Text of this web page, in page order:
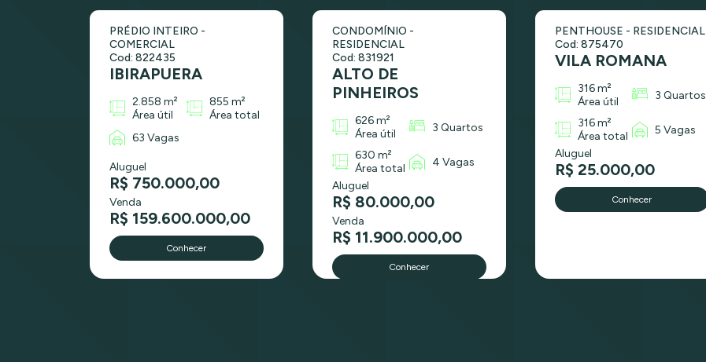
PRÉDIO INTEIRO -
COMERCIAL
Cod: 822435
IBIRAPUERA
2.858 m²
Área útil
855 m²
Área total
63 Vagas
Aluguel
R$ 750.000,00
Venda
R$ 159.600.000,00
Conhecer
CONDOMÍNIO -
RESIDENCIAL
Cod: 831921
ALTO DE
PINHEIROS
626 m²
Área útil
3 Quartos
630 m²
Área total
4 Vagas
Aluguel
R$ 80.000,00
Venda
R$ 11.900.000,00
Conhecer
PENTHOUSE - RESIDENCIAL
Cod: 875470
VILA ROMANA
316 m²
Área útil
3 Quartos
316 m²
Área total
5 Vagas
Aluguel
R$ 25.000,00
Conhecer